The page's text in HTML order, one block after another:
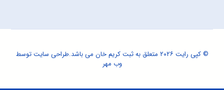
© کپی رایت ۲۰۲۶ متعلق به ثبت کریم خان می باشد. طراحی سایتتوسط
وب مهر